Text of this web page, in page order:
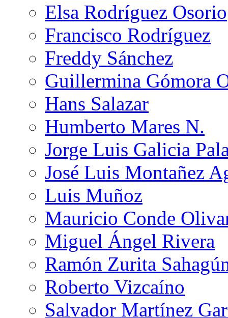
Elsa Rodríguez Osorio
Francisco Rodríguez
Freddy Sánchez
Guillermina Gómora
Hans Salazar
Humberto Mares N.
Jorge Luis Galicia
José Luis Montañez
Luis Muñoz
Mauricio Conde
Miguel Ángel Rivera
Ramón Zurita
Roberto Vizcaíno
Salvador Martínez